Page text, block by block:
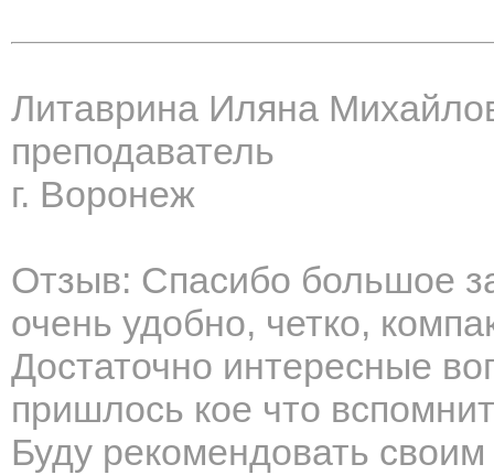
Литаврина Иляна
преподаватель
г. Воронеж
Отзыв: Спасибо большое
очень удобно, четко,
Достаточно интересные
пришлось кое что
Буду рекомендовать своим